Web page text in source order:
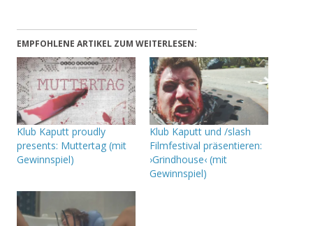
EMPFOHLENE ARTIKEL ZUM WEITERLESEN:
Klub Kaputt proudly
presents: Muttertag (mit
Gewinnspiel)
Klub Kaputt und /slash
Filmfestival präsentieren:
›Grindhouse‹ (mit
Gewinnspiel)